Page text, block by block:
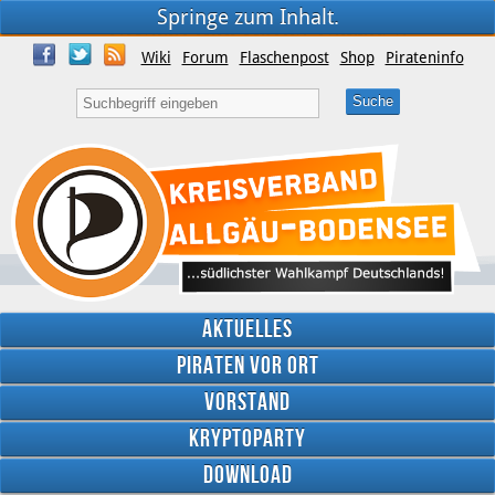
Springe zum Inhalt.
Wiki Forum Flaschenpost Shop Pirateninfo
Aktuelles
Piraten vor Ort
Vorstand
Kryptoparty
Download